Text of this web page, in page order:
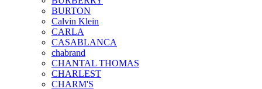
BURTON
Calvin Klein
CARLA
CASABLANCA
chabrand
CHANTAL THOMAS
CHARLEST
CHARM'S